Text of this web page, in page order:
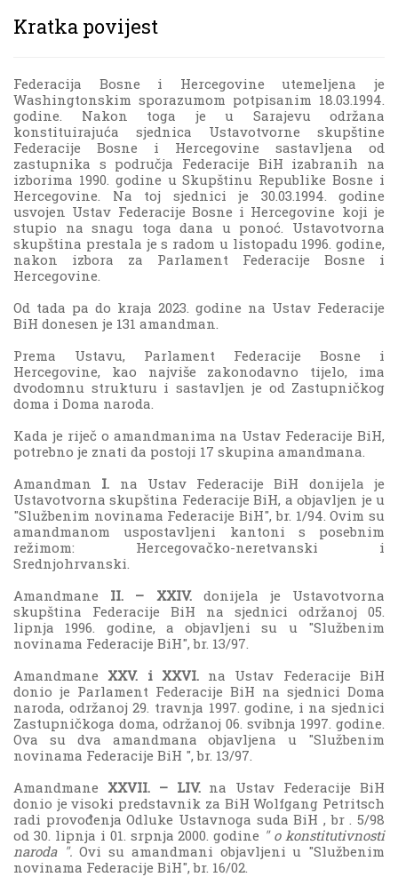
Kratka povijest
Federacija Bosne i Hercegovine utemeljena je
Washingtonskim sporazumom potpisanim 18.03.1994.
godine. Nakon toga je u Sarajevu održana
konstituirajuća sjednica Ustavotvorne skupštine
Federacije Bosne i Hercegovine sastavljena od
zastupnika s područja Federacije BiH izabranih na
izborima 1990. godine u Skupštinu Republike Bosne i
Hercegovine. Na toj sjednici je 30.03.1994. godine
usvojen Ustav Federacije Bosne i Hercegovine koji je
stupio na snagu toga dana u ponoć. Ustavotvorna
skupština prestala je s radom u listopadu 1996. godine,
nakon izbora za Parlament Federacije Bosne i
Hercegovine.
Od tada pa do kraja 2023. godine na Ustav Federacije
BiH donesen je 131 amandman.
Prema Ustavu, Parlament Federacije Bosne i
Hercegovine, kao najviše zakonodavno tijelo, ima
dvodomnu strukturu i sastavljen je od Zastupničkog
doma i Doma naroda.
Kada je riječ o amandmanima na Ustav Federacije BiH,
potrebno je znati da postoji 17 skupina amandmana.
Amandman I. na Ustav Federacije BiH donijela je
Ustavotvorna skupština Federacije BiH, a objavljen je u
"Službenim novinama Federacije BiH", br. 1/94. Ovim su
amandmanom uspostavljeni kantoni s posebnim
režimom: Hercegovačko-neretvanski i
Srednjohrvanski.
Amandmane II. – XXIV. donijela je Ustavotvorna
skupština Federacije BiH na sjednici održanoj 05.
lipnja 1996. godine, a objavljeni su u "Službenim
novinama Federacije BiH", br. 13/97.
Amandmane XXV. i XXVI. na Ustav Federacije BiH
donio je Parlament Federacije BiH na sjednici Doma
naroda, održanoj 29. travnja 1997. godine, i na sjednici
Zastupničkoga doma, održanoj 06. svibnja 1997. godine.
Ova su dva amandmana objavljena u "Službenim
novinama Federacije BiH ", br. 13/97.
Amandmane XXVII. – LIV.na Ustav Federacije BiH
donio je visoki predstavnik za BiH Wolfgang Petritsch
radi provođenja Odluke Ustavnoga suda BiH , br . 5/98
od 30. lipnja i 01. srpnja 2000. godine " o konstitutivnosti
naroda ". Ovi su amandmani objavljeni u "Službenim
novinama Federacije BiH", br. 16/02.